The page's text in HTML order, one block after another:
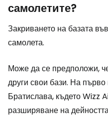
самолетите?
Закриването на базата
самолета.
Може да се предположи,
други свои бази. На
Братислава, където Wizz
разширяване на